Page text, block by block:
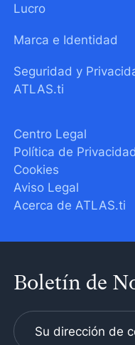
Boletín de
Lucro
Marca e Identidad
Seguridad y
ATLAS.ti
Centro Legal
Política de Privacidad
Cookies
Aviso Legal
Acerca de ATLAS.ti